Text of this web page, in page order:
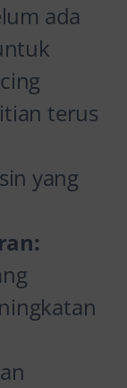
ada
terus
yang